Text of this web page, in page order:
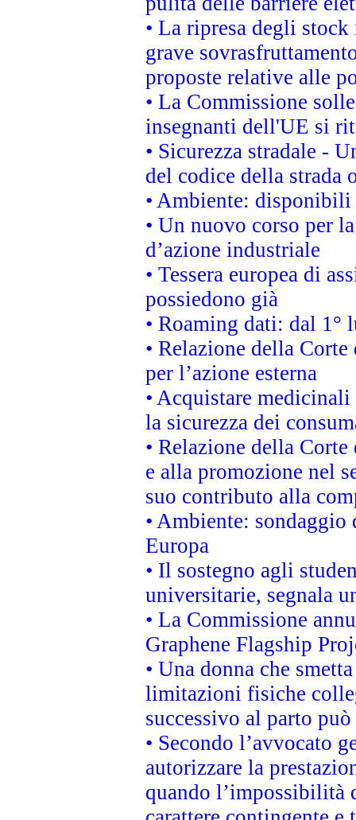
• La ripresa degli
grave
proposte relative alle
• La Commissione
insegnanti dell'UE si
• Sicurezza stradale -
del codice della strada
• Ambiente:
• Un nuovo corso per
d’azione industriale
• Tessera europea di
possiedono già
• Roaming dati: dal
• Relazione della
per l’azione esterna
• Acquistare
la sicurezza dei
• Relazione della
e alla promozione nel
suo contributo alla
• Ambiente:
Europa
• Il sostegno agli
universitarie, segnala
• La Commissione
Graphene Flagship
• Una donna che
limitazioni fisiche
successivo al parto
• Secondo l’avvocato
autorizzare la
quando l’impossibilità